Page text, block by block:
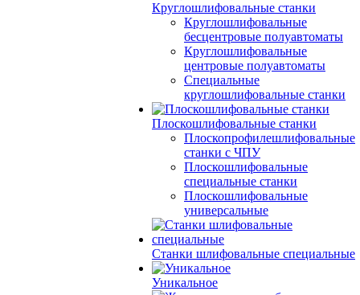
Круглошлифовальные станки
Круглошлифовальные
бесцентровые полуавтоматы
Круглошлифовальные
центровые полуавтоматы
Специальные
круглошлифовальные станки
Плоскошлифовальные станки
Плоскопрофилешлифовальные
станки с ЧПУ
Плоскошлифовальные
специальные станки
Плоскошлифовальные
универсальные
Станки шлифовальные специальные
Уникальное